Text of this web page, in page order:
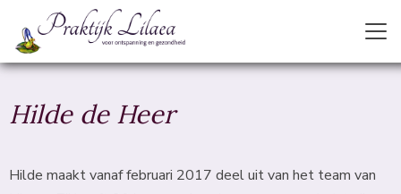
Hilde de Heer
Hilde maakt vanaf februari 2017 deel uit van het team van